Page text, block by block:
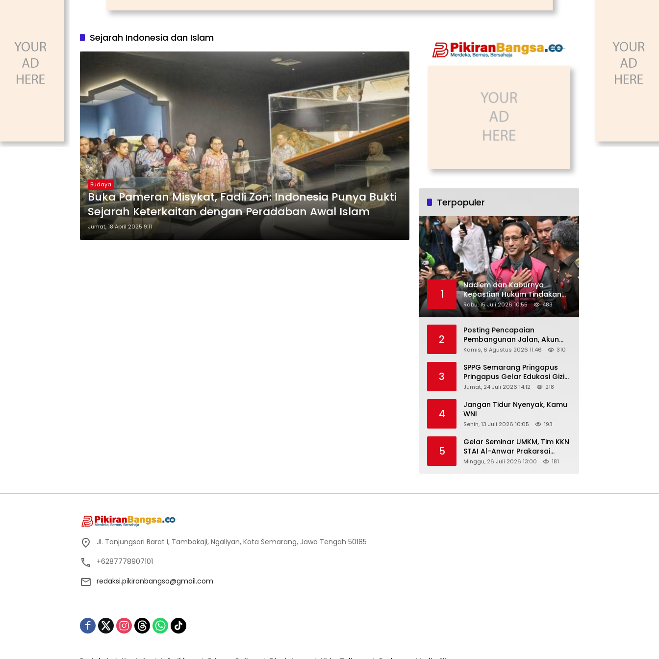
Sejarah Indonesia dan Islam
Budaya
Buka Pameran Misykat, Fadli Zon: Indonesia Punya Bukti
Sejarah Keterkaitan dengan Peradaban Awal Islam
Jumat, 18 April 2025 9:11
Terpopuler
1
Nadiem dan Kaburnya
Kepastian Hukum Tindakan
Pejabat Publik
Rabu, 15 Juli 2026 10:55 483
2
Posting Pencapaian
Pembangunan Jalan, Akun
Facebook Pemerintah
“Dirujak” Warganet
Kamis, 6 Agustus 2026 11:46 310
3
SPPG Semarang Pringapus
Pringapus Gelar Edukasi Gizi
di PAUD Bina Balita Peringati
Jumat, 24 Juli 2026 14:12 218
4
Jangan Tidur Nyenyak, Kamu
WNI
Senin, 13 Juli 2026 10:05 193
5
Gelar Seminar UMKM, Tim KKN
STAI Al-Anwar Prakarsai
Usaha Tepung Maizena di
Minggu, 26 Juli 2026 13:00 181
Jl. Tanjungsari Barat I, Tambakaji, Ngaliyan, Kota Semarang, Jawa Tengah 50185
+6287778907101
redaksi.pikiranbangsa@gmail.com